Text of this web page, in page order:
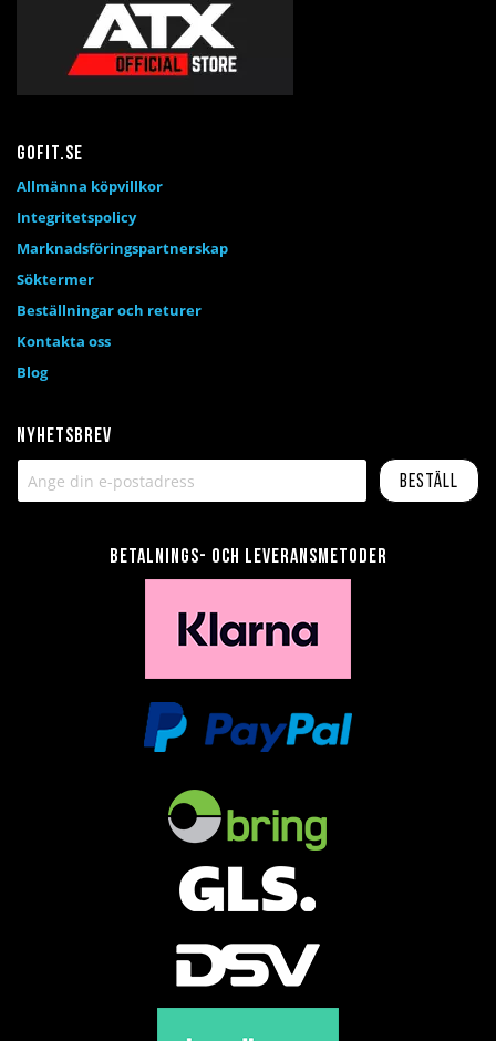
Nyhetsbrev
Beställ
Betalnings- och leveransmetoder
Gofit.se
Allmänna köpvillkor
Integritetspolicy
Marknadsföringspartnerskap
Söktermer
Beställningar och returer
Kontakta oss
Blog